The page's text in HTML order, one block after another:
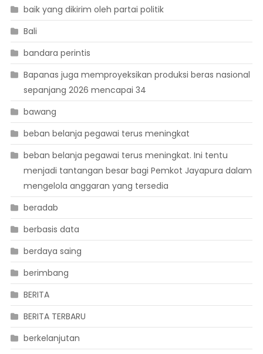
baik yang dikirim oleh partai politik
Bali
bandara perintis
Bapanas juga memproyeksikan produksi beras nasional
sepanjang 2026 mencapai 34
bawang
beban belanja pegawai terus meningkat
beban belanja pegawai terus meningkat. Ini tentu
menjadi tantangan besar bagi Pemkot Jayapura dalam
mengelola anggaran yang tersedia
beradab
berbasis data
berdaya saing
berimbang
BERITA
BERITA TERBARU
berkelanjutan